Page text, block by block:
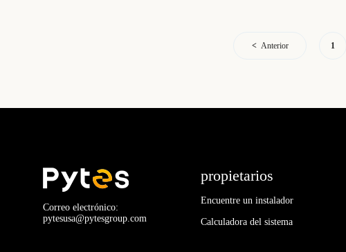
Anterior 1
Correo electrónico:
pytesusa@pytesgroup.com
propietarios
Encuentre un instalador
Calculadora del sistema